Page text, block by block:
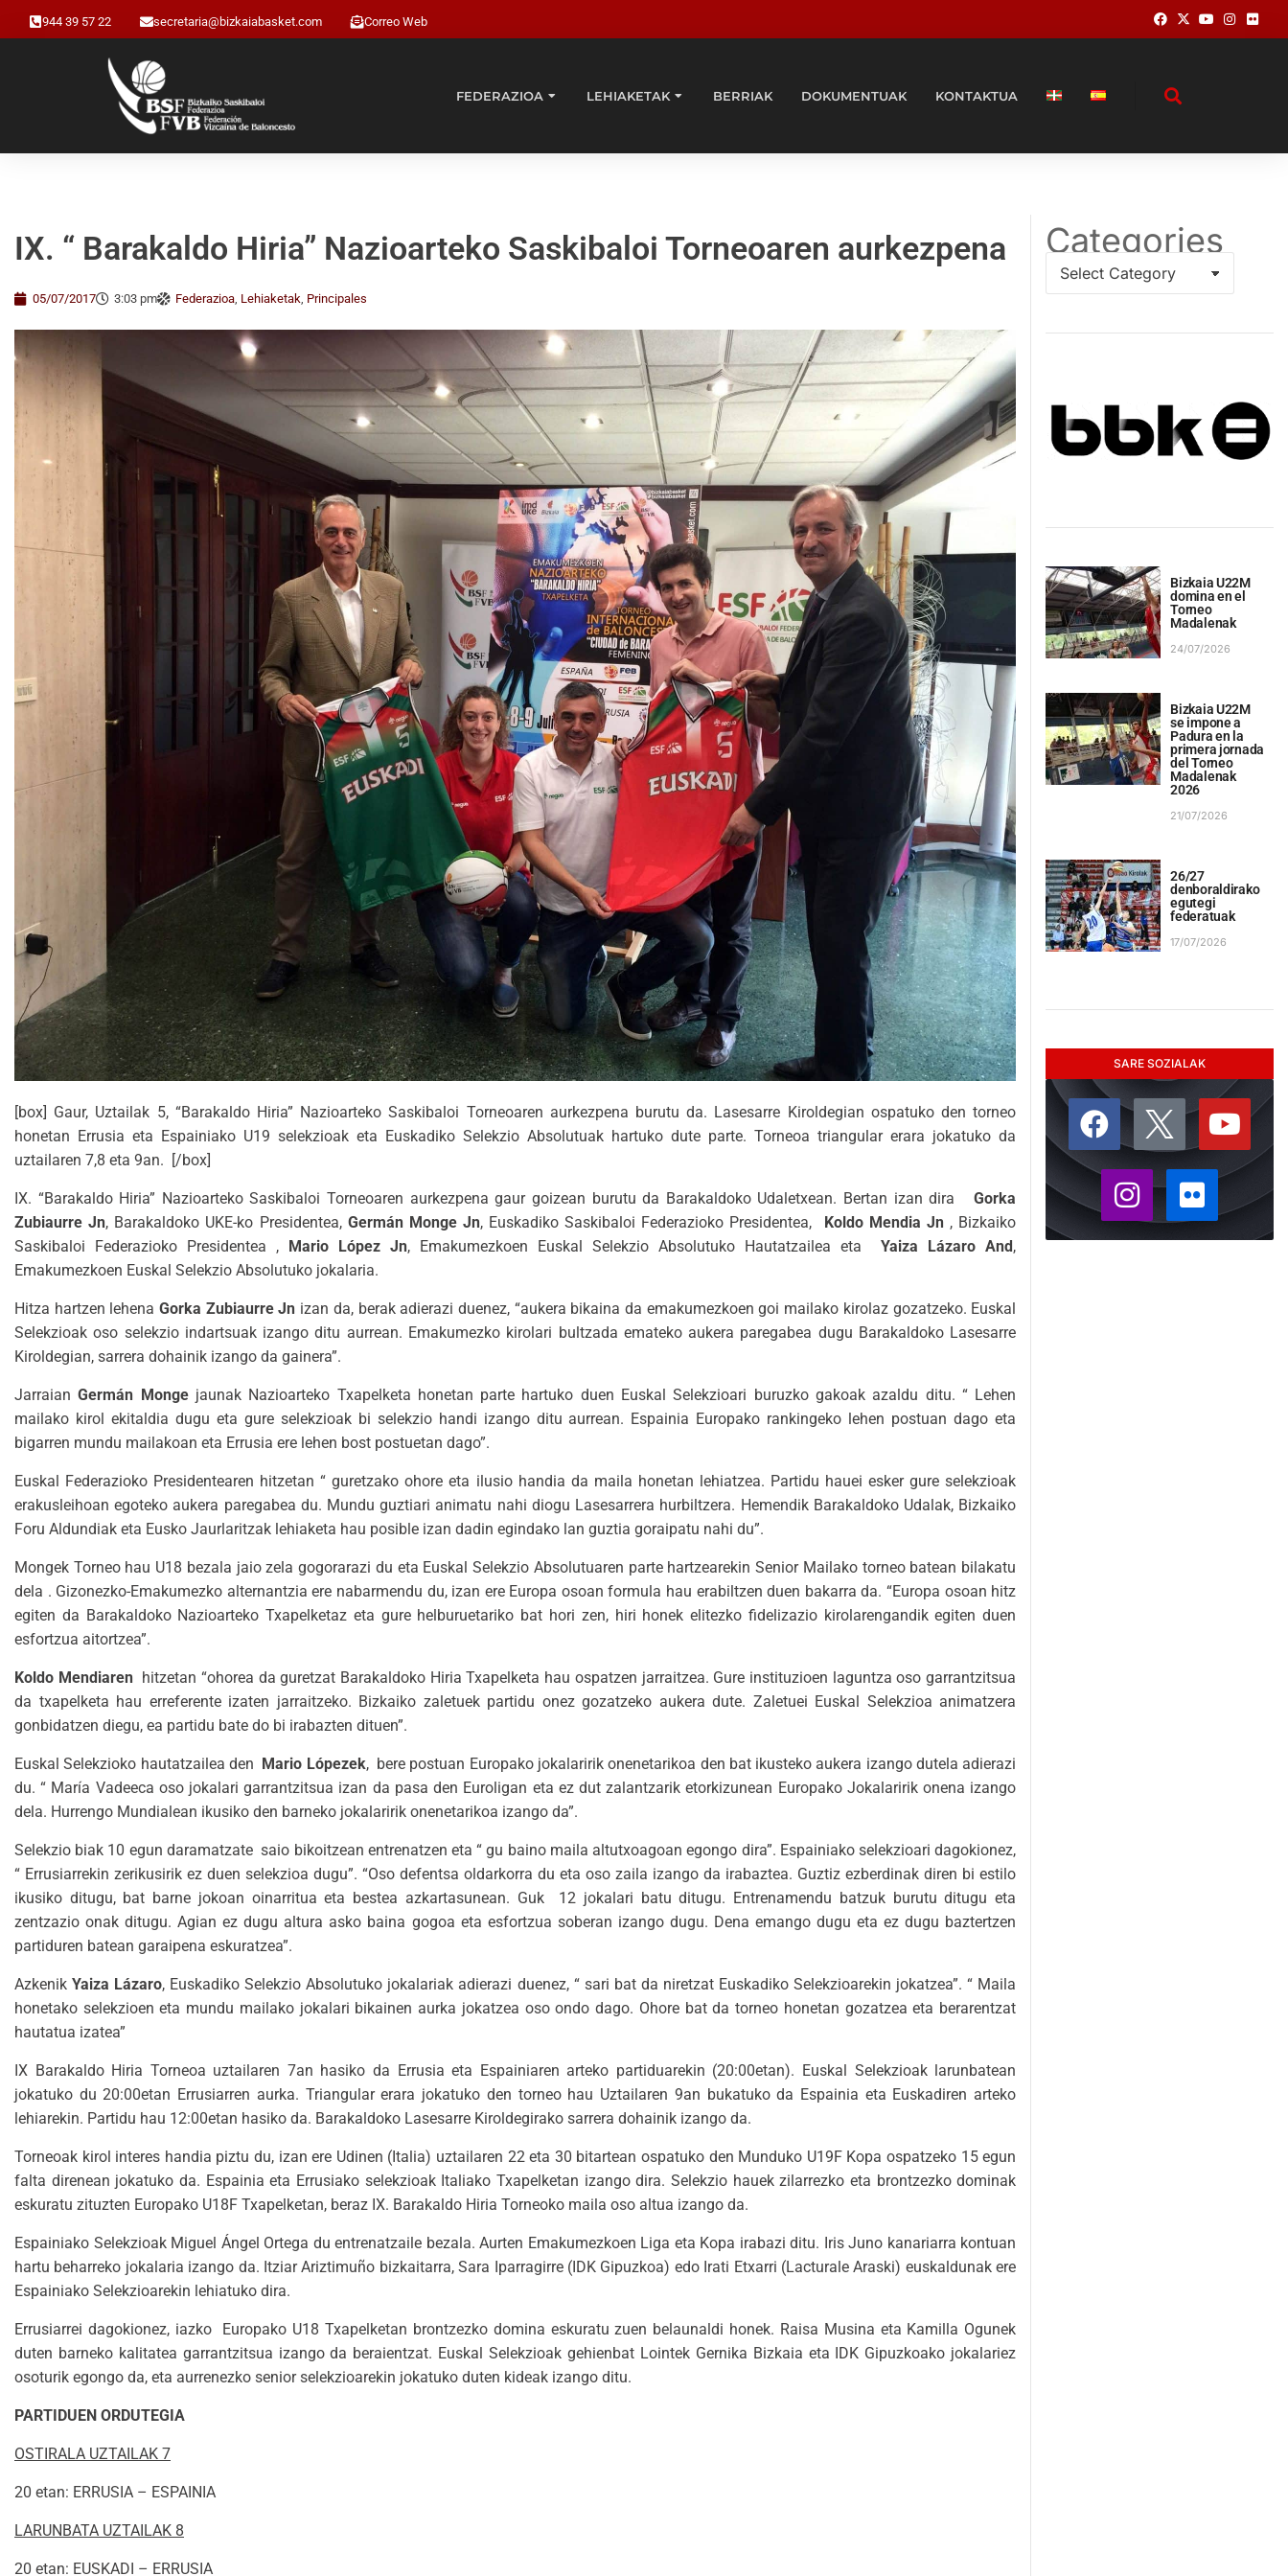
944 39 57 22 secretaria@bizkaiabasket.com Correo Web
FEDERAZIOA LEHIAKETAK BERRIAK DOKUMENTUAK KONTAKTUA
IX. “ Barakaldo Hiria” Nazioarteko Saskibaloi Torneoaren aurkezpena
05/07/2017 3:03 pm Federazioa, Lehiaketak, Principales
[box] Gaur, Uztailak 5, “Barakaldo Hiria” Nazioarteko Saskibaloi Torneoaren aurkezpena burutu da. Lasesarre Kiroldegian ospatuko den torneo
honetan Errusia eta Espainiako U19 selekzioak eta Euskadiko Selekzio Absolutuak hartuko dute parte. Torneoa triangular erara jokatuko da
uztailaren 7,8 eta 9an. [/box]
IX. “Barakaldo Hiria” Nazioarteko Saskibaloi Torneoaren aurkezpena gaur goizean burutu da Barakaldoko Udaletxean. Bertan izan dira
Gorka
Zubiaurre Jn, Barakaldoko UKE-ko Presidentea, Germán Monge Jn, Euskadiko Saskibaloi Federazioko Presidentea, Koldo Mendia Jn , Bizkaiko
Saskibaloi Federazioko Presidentea , Mario López Jn, Emakumezkoen Euskal Selekzio Absolutuko Hautatzailea etaYaiza Lázaro And,
Emakumezkoen Euskal Selekzio Absolutuko jokalaria.
Hitza hartzen lehenaGorka Zubiaurre Jn izan da, berak adierazi duenez, “aukera bikaina da emakumezkoen goi mailako kirolaz gozatzeko. Euskal
Selekzioak oso selekzio indartsuak izango ditu aurrean. Emakumezko kirolari bultzada emateko aukera paregabea dugu Barakaldoko Lasesarre
Kiroldegian, sarrera dohainik izango da gainera”.
Jarraian Germán Mongejaunak Nazioarteko Txapelketa honetan parte hartuko duen Euskal Selekzioari buruzko gakoak azaldu ditu. “ Lehen
mailako kirol ekitaldia dugu eta gure selekzioak bi selekzio handi izango ditu aurrean. Espainia Europako rankingeko lehen postuan dago eta
bigarren mundu mailakoan eta Errusia ere lehen bost postuetan dago”.
Euskal Federazioko Presidentearen hitzetan “ guretzako ohore eta ilusio handia da maila honetan lehiatzea. Partidu hauei esker gure selekzioak
erakusleihoan egoteko aukera paregabea du. Mundu guztiari animatu nahi diogu Lasesarrera hurbiltzera. Hemendik Barakaldoko Udalak, Bizkaiko
Foru Aldundiak eta Eusko Jaurlaritzak lehiaketa hau posible izan dadin egindako lan guztia goraipatu nahi du”.
Mongek Torneo hau U18 bezala jaio zela gogorarazi du eta Euskal Selekzio Absolutuaren parte hartzearekin Senior Mailako torneo batean bilakatu
dela . Gizonezko-Emakumezko alternantzia ere nabarmendu du, izan ere Europa osoan formula hau erabiltzen duen bakarra da. “Europa osoan hitz
egiten da Barakaldoko Nazioarteko Txapelketaz eta gure helburuetariko bat hori zen, hiri honek elitezko fidelizazio kirolarengandik egiten duen
esfortzua aitortzea”.
Koldo Mendiaren hitzetan “ohorea da guretzat Barakaldoko Hiria Txapelketa hau ospatzen jarraitzea. Gure instituzioen laguntza oso garrantzitsua
da txapelketa hau erreferente izaten jarraitzeko. Bizkaiko zaletuek partidu onez gozatzeko aukera dute. Zaletuei Euskal Selekzioa animatzera
gonbidatzen diegu, ea partidu bate do bi irabazten dituen”.
Euskal Selekzioko hautatzailea den Mario Lópezek, bere postuan Europako jokalaririk onenetarikoa den bat ikusteko aukera izango dutela adierazi
du. “ María Vadeeca oso jokalari garrantzitsua izan da pasa den Euroligan eta ez dut zalantzarik etorkizunean Europako Jokalaririk onena izango
dela. Hurrengo Mundialean ikusiko den barneko jokalaririk onenetarikoa izango da”.
Selekzio biak 10 egun daramatzate saio bikoitzean entrenatzen eta “ gu baino maila altutxoagoan egongo dira”. Espainiako selekzioari dagokionez,
“ Errusiarrekin zerikusirik ez duen selekzioa dugu”. “Oso defentsa oldarkorra du eta oso zaila izango da irabaztea. Guztiz ezberdinak diren bi estilo
ikusiko ditugu, bat barne jokoan oinarritua eta bestea azkartasunean. Guk 12 jokalari batu ditugu. Entrenamendu batzuk burutu ditugu eta
zentzazio onak ditugu. Agian ez dugu altura asko baina gogoa eta esfortzua soberan izango dugu. Dena emango dugu eta ez dugu baztertzen
partiduren batean garaipena eskuratzea”.
Azkenik Yaiza Lázaro, Euskadiko Selekzio Absolutuko jokalariak adierazi duenez, “ sari bat da niretzat Euskadiko Selekzioarekin jokatzea”. “ Maila
honetako selekzioen eta mundu mailako jokalari bikainen aurka jokatzea oso ondo dago. Ohore bat da torneo honetan gozatzea eta berarentzat
hautatua izatea”
IX Barakaldo Hiria Torneoa uztailaren 7an hasiko da Errusia eta Espainiaren arteko partiduarekin (20:00etan). Euskal Selekzioak larunbatean
jokatuko du 20:00etan Errusiarren aurka. Triangular erara jokatuko den torneo hau Uztailaren 9an bukatuko da Espainia eta Euskadiren arteko
lehiarekin. Partidu hau 12:00etan hasiko da. Barakaldoko Lasesarre Kiroldegirako sarrera dohainik izango da.
Torneoak kirol interes handia piztu du, izan ere Udinen (Italia) uztailaren 22 eta 30 bitartean ospatuko den Munduko U19F Kopa ospatzeko 15 egun
falta direnean jokatuko da. Espainia eta Errusiako selekzioak Italiako Txapelketan izango dira. Selekzio hauek zilarrezko eta brontzezko dominak
eskuratu zituzten Europako U18F Txapelketan, beraz IX. Barakaldo Hiria Torneoko maila oso altua izango da.
Espainiako Selekzioak Miguel Ángel Ortega du entrenatzaile bezala. Aurten Emakumezkoen Liga eta Kopa irabazi ditu. Iris Juno kanariarra kontuan
hartu beharreko jokalaria izango da. Itziar Ariztimuño bizkaitarra, Sara Iparragirre (IDK Gipuzkoa) edo Irati Etxarri (Lacturale Araski) euskaldunak ere
Espainiako Selekzioarekin lehiatuko dira.
Errusiarrei dagokionez, iazko Europako U18 Txapelketan brontzezko domina eskuratu zuen belaunaldi honek. Raisa Musina eta Kamilla Ogunek
duten barneko kalitatea garrantzitsua izango da beraientzat. Euskal Selekzioak gehienbat Lointek Gernika Bizkaia eta IDK Gipuzkoako jokalariez
osoturik egongo da, eta aurrenezko senior selekzioarekin jokatuko duten kideak izango ditu.
PARTIDUEN ORDUTEGIA
OSTIRALA UZTAILAK 7
20 etan: ERRUSIA – ESPAINIA
LARUNBATA UZTAILAK 8
20 etan: EUSKADI – ERRUSIA
Categories
Bizkaia U22M
domina en el
Torneo
Madalenak
24/07/2026
Bizkaia U22M
se impone a
Padura en la
primera jornada
del Torneo
Madalenak
2026
21/07/2026
26/27
denboraldirako
egutegi
federatuak
17/07/2026
SARE SOZIALAK